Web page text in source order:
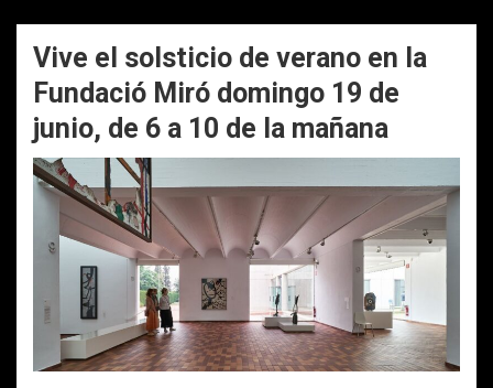
Vive el solsticio de verano en la
Fundació Miró domingo 19 de
junio, de 6 a 10 de la mañana